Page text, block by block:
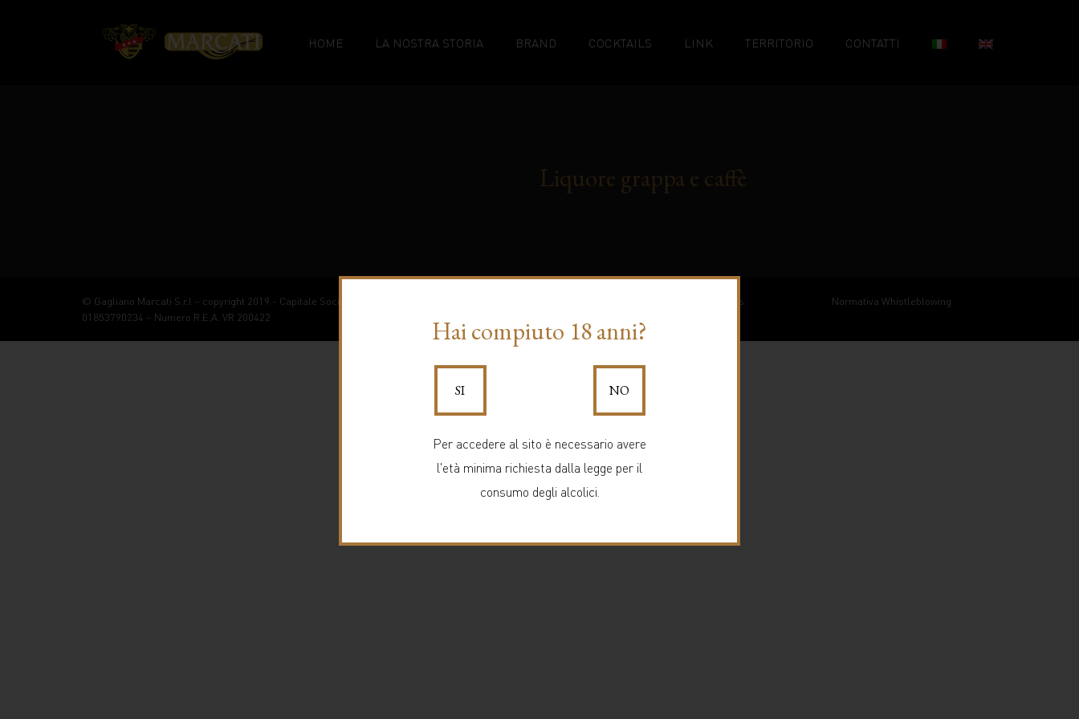
HOME LA NOSTRA STORIA BRAND COCKTAILS LINK TERRITORIO CONTATTI
Liquore grappa e caffè
© Gagliano Marcati S.r.l – copyright 2019 - Capitale Sociale € 100.000,00 euro i.v. – P.Iva, C.F. IT
01853790234 – Numero R.E.A. VR 200422
Credits Normativa Whistleblowing
Hai compiuto 18 anni?
SI NO
Per accedere al sito è necessario avere
l'età minima richiesta dalla legge per il
consumo degli alcolici.